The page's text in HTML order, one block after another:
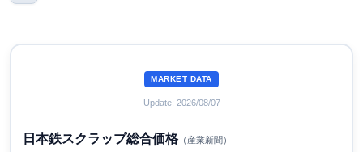
MARKET DATA
Update: 2026/08/07
日本鉄スクラップ総合価格（産業新聞）